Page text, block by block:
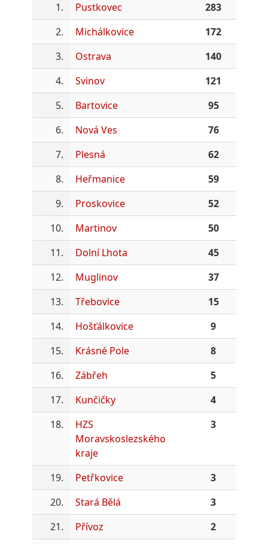
1.
Pustkovec
283
2.
Michálkovice
172
3.
Ostrava
140
4.
Svinov
121
5.
Bartovice
95
6.
Nová Ves
76
7.
Plesná
62
8.
Heřmanice
59
9.
Proskovice
52
10.
Martinov
50
11.
Dolní Lhota
45
12.
Muglinov
37
13.
Třebovice
15
14.
Hošťálkovice
9
15.
Krásné Pole
8
16.
Zábřeh
5
17.
Kunčičky
4
18.
HZS
Moravskoslezského
kraje
3
19. Petřkovice
3
20.
Stará Bělá
3
21.
Přívoz
2